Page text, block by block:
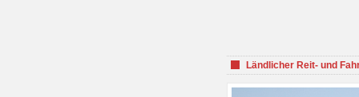
Ländlicher Reit- und